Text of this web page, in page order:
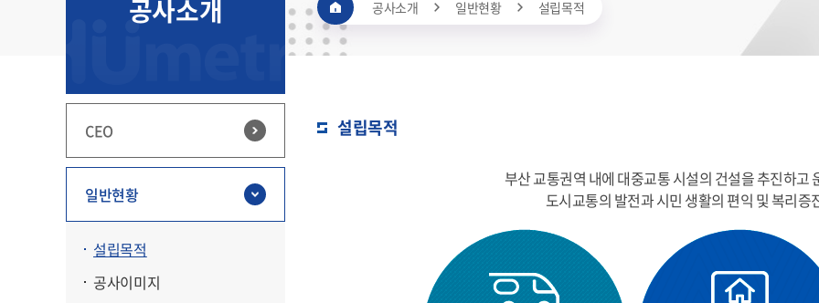
공사소개 일반현황 설립목적
공사소개
CEO
일반현황
설립목적
공사이미지
설립목적
부산 교통권역 내에 대중교통 시설의 건설을 추진하고
도시교통의 발전과 시민 생활의 편익 및 복리증